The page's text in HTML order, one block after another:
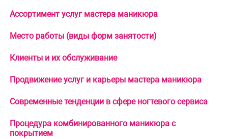
Ассортимент услуг мастера маникюра
Место работы (виды форм занятости)
Клиенты и их обслуживание
Продвижение услуг и карьеры мастера маникюра
Современные тенденции в сфере ногтевого сервиса
Процедура комбинированного маникюра с
покрытием